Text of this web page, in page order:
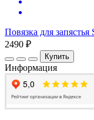
Повязка для
2490 ₽
Купить
Информация